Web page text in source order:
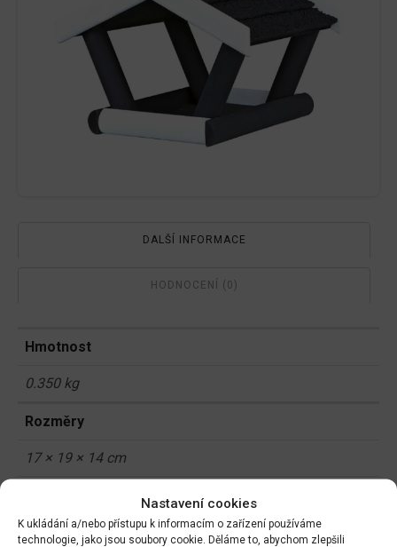
Nastavení cookies
K ukládání a/nebo přístupu k informacím o zařízení používáme
technologie, jako jsou soubory cookie. Děláme to, abychom zlepšili
DALŠÍ INFORMACE
HODNOCENÍ (0)
Hmotnost
0.350 kg
Rozměry
17 × 19 × 14 cm
Související produkty: